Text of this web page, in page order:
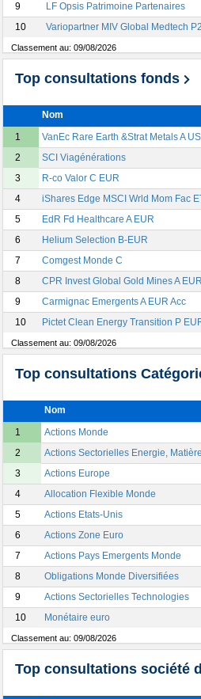
9
LF Opsis Patrimoine Partenaires
10
Variopartner MIV Global Medtech P2
Classement au: 09/08/2026
Top consultations fonds
Nom
1
VanEc Rare Earth &Strat Metals A
2
SCI Viagénérations
3
R-co Valor C EUR
4
iShares Edge MSCI Wrld Mom Fac
5
EdR Fd Healthcare A EUR
6
Helium Selection B-EUR
7
Comgest Monde C
8
CPR Invest Global Gold Mines A
9
Carmignac Emergents A EUR Acc
10
Pictet Clean Energy Transition P
Classement au: 09/08/2026
Top consultations
Nom
1
Actions Monde
2
Actions Sectorielles Energie,
3
Actions Europe
4
Allocation Flexible Monde
5
Actions Etats-Unis
6
Actions Zone Euro
7
Actions Pays Emergents Monde
8
Obligations Monde Diversifiées
9
Actions Sectorielles Technologies
10
Monétaire euro
Classement au: 09/08/2026
Top consultations société